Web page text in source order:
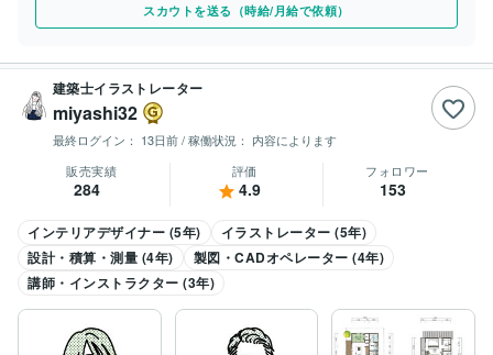
スカウトを送る（時給/月給で依頼）
建築士イラストレーター
miyashi32
最終ログイン： 13日前/ 稼働状況： 内容によります
販売実績
284
評価
4.9
フォロワー
153
インテリアデザイナー (5年)
イラストレーター (5年)
設計・積算・測量 (4年)
製図・CADオペレーター (4年)
講師・インストラクター (3年)